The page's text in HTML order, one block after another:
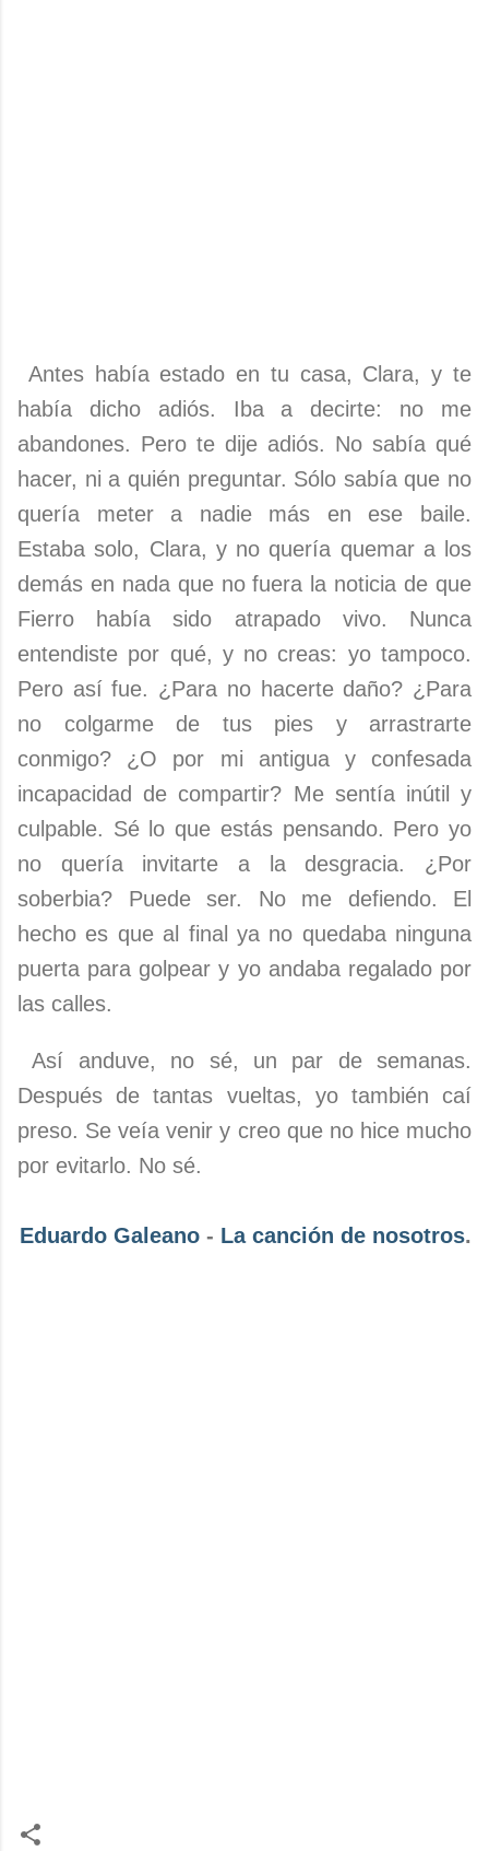
Antes había estado en tu casa, Clara, y te
había dicho adiós. Iba a decirte: no me
abandones. Pero te dije adiós. No sabía qué
hacer, ni a quién preguntar. Sólo sabía que no
quería meter a nadie más en ese baile.
Estaba solo, Clara, y no quería quemar a los
demás en nada que no fuera la noticia de que
Fierro había sido atrapado vivo. Nunca
entendiste por qué, y no creas: yo tampoco.
Pero así fue. ¿Para no hacerte daño? ¿Para
no colgarme de tus pies y arrastrarte
conmigo? ¿O por mi antigua y confesada
incapacidad de compartir? Me sentía inútil y
culpable. Sé lo que estás pensando. Pero yo
no quería invitarte a la desgracia. ¿Por
soberbia? Puede ser. No me defiendo. El
hecho es que al final ya no quedaba ninguna
puerta para golpear y yo andaba regalado por
las calles.
Así anduve, no sé, un par de semanas.
Después de tantas vueltas, yo también caí
preso. Se veía venir y creo que no hice mucho
por evitarlo. No sé.
Eduardo Galeano - La canción de nosotros.